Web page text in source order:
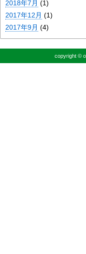
2018年7月 (1)
2017年12月 (1)
2017年9月 (4)
copyright ©